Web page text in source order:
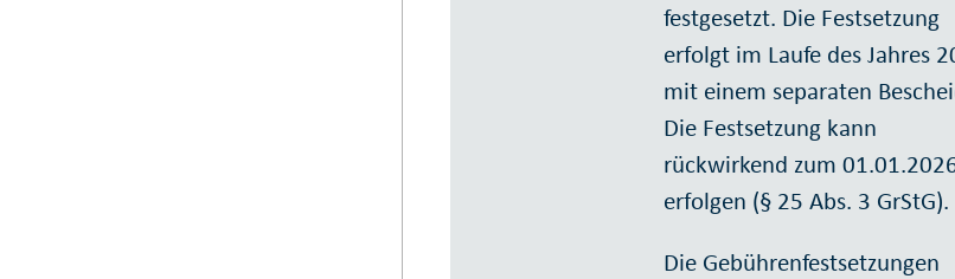
festgesetzt. Die Festsetzung
erfolgt im Laufe des Jahres
mit einem separaten
Die Festsetzung kann
rückwirkend zum
erfolgen (§ 25 Abs. 3 GrStG).
Die Gebührenfestsetzungen